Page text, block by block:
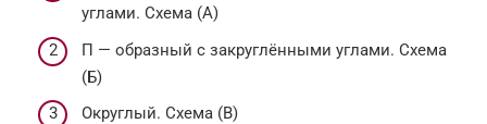
углами. Схема (А)
П — образный с закруглёнными углами. Схема
(Б)
Округлый. Схема (В)